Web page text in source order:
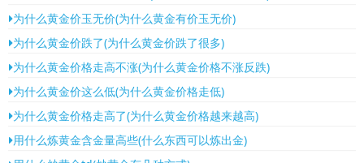
为什么黄金价玉无价(为什么黄金有价玉无价)
为什么黄金价跌了(为什么黄金价跌了很多)
为什么黄金价格走高不涨(为什么黄金价格不涨反跌)
为什么黄金价这么低(为什么黄金价格走低)
为什么黄金价格走高了(为什么黄金价格越来越高)
用什么炼黄金含金量高些(什么东西可以炼出金)